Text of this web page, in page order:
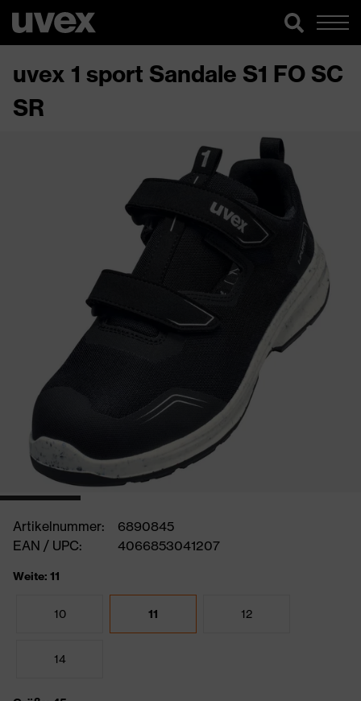
uvex 1 sport Sandale S1 FO SC
SR
Artikelnummer:
6890845
EAN / UPC:
4066853041207
Weite: 11
10 11 12
14